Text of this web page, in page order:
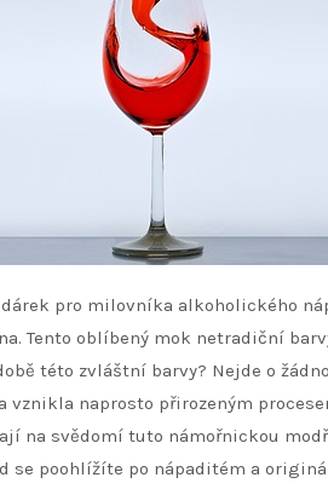
pro milovníka alkoholického
. Tento oblíbený mok netradiční
této zvláštní barvy? Nejde o
vznikla naprosto přirozeným
na svědomí tuto námořnickou
se poohlížíte po nápaditém a